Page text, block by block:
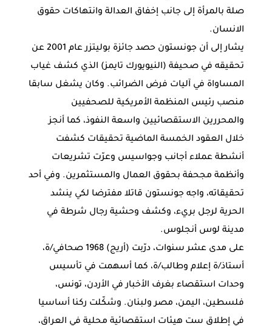
صلة بالمرأة إلى جانب إخفاق العدالة وانتهاكات حقوق
الانسان.
يشار إلى أن جونستون حصد جائزة بوليتزر عام 2001 عن
تحقيقه في صحيفة (النيويورك تايمز) الذي كشف غياب
المساواة في آليات فرض الضرائب. وكان يشغل سابقا
منصب رئيس المنظمة الأمريكية للصحفيين
والمحررين الاستقصائيين واسعة النفوذ، كما أنجز
خلال العقود الخمسة الماضية تحقيقات كشفت
أنشطة عملاء أجانب وجواسيس وعرّت تشريعات
وأنظمة مجحفة بحقوق العمال والمستثمرين. وفي أحد
تحقيقاته، واجه جونستون قاتلا مفترضا لكي ينشد
الحرية لرجل بريء، وكشف وحشية رجال شرطة في
مدينة لوس أنجلوس.
على مدى عشر سنوات، درّبت (أريج) 1968 صحافي/ة،
أستاذ/ة إعلام وطالب/ة، كما أسهمت في تأسيس
وحدات استقصاء بغرف الأخبار في الأردن، تونس،
فلسطين، اليمن، مصر ولبنان. وشكّلت ركنا أساسيا
في إطلاق ست هيئات استقصائية محلية في العراق،